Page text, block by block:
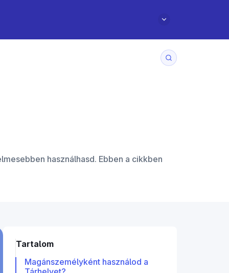
használhasd. Ebben a cikkben